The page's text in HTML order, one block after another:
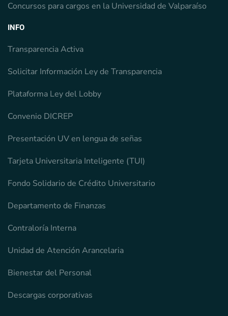
Concursos para cargos en la Universidad de Valparaíso
INFO
Transparencia Activa
Solicitar Información Ley de Transparencia
Plataforma Ley del Lobby
Convenio DICREP
Presentación UV en lengua de señas
Tarjeta Universitaria Inteligente (TUI)
Fondo Solidario de Crédito Universitario
Departamento de Finanzas
Contraloría Interna
Unidad de Atención Arancelaria
Bienestar del Personal
Descargas corporativas